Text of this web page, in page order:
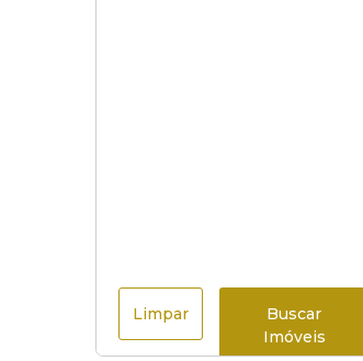
Limpar
Buscar
Imóveis